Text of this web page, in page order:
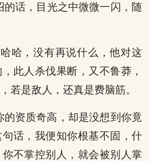
的话，目光之中微微一闪，随
哈，没有再说什么，他对这
此人杀伐果断，又不鲁莽，
若是敌人，还真是费脑筋。
的资质奇高，却是没想到你竟
话，我便知你根基不固，什
不掌控别人，就会被别人掌